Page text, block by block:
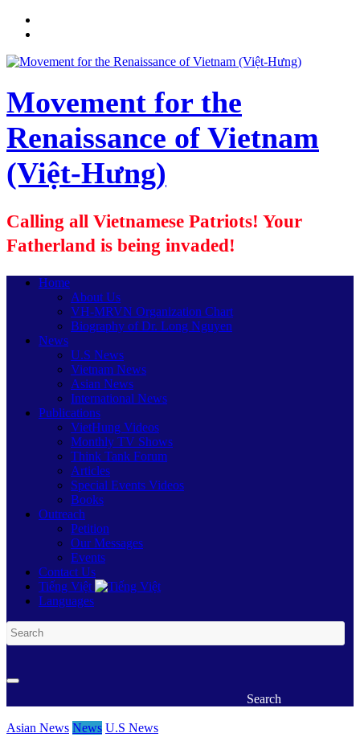
Movement for the
Renaissance of Vietnam
(Việt-Hưng)
Calling all Vietnamese Patriots! Your
Fatherland is being invaded!
Home
About Us
VH-MRVN Organization Chart
Biography of Dr. Long Nguyen
News
U.S News
Vietnam News
Asian News
International News
Publications
VietHung Videos
Monthly TV Shows
Think Tank Forum
Articles
Special Events Videos
Books
Outreach
Petition
Our Messages
Events
Contact Us
Tiếng Việt
Languages
Search
Asian News News U.S News